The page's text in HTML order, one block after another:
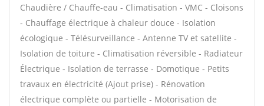
Chaudière / Chauffe-eau - Climatisation - VMC - Cloisons
- Chauffage électrique à chaleur douce - Isolation
écologique - Télésurveillance - Antenne TV et satellite -
Isolation de toiture - Climatisation réversible - Radiateur
Électrique - Isolation de terrasse - Domotique - Petits
travaux en électricité (Ajout prise) - Rénovation
électrique complète ou partielle - Motorisation de